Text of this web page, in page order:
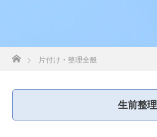
ホーム
片付け・整理全般
生前整理